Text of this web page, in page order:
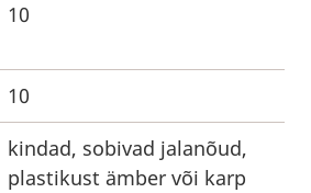
10
10
kindad, sobivad jalanõud,
plastikust ämber või karp